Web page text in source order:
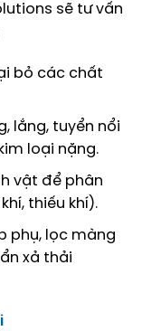
sẽ tư vấn
bỏ các chất
lắng, tuyển nổi
loại nặng.
vật để phân
thiếu khí).
phụ, lọc màng
xả thải